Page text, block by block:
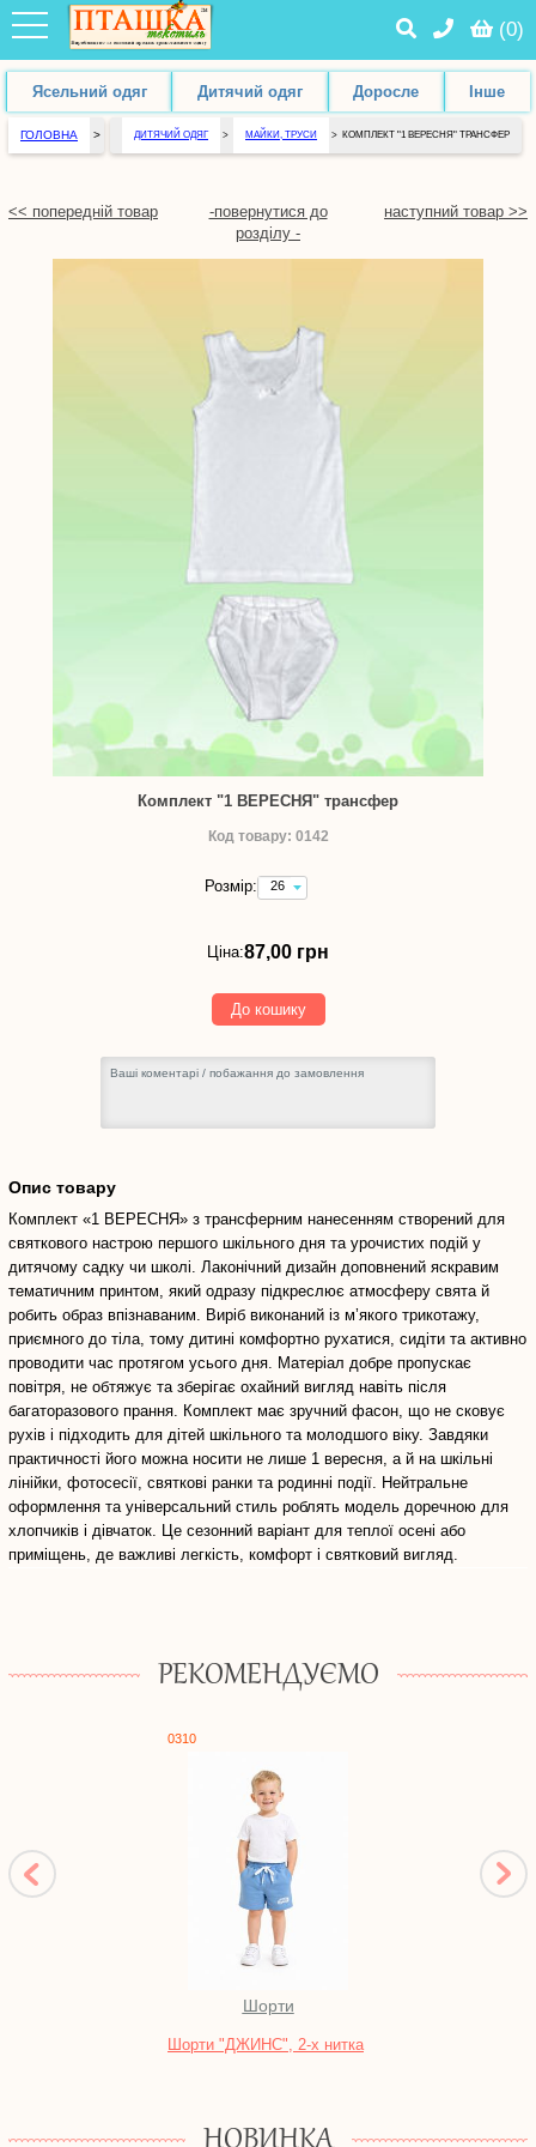
(0)
Ясельний одяг Дитячий одяг Доросле Інше
ГОЛОВНА > ДИТЯЧИЙ ОДЯГ > МАЙКИ, ТРУСИ > КОМПЛЕКТ "1 ВЕРЕСНЯ" ТРАНСФЕР
<< попередній товар
-повернутися до
розділу -
наступний товар >>
Комплект "1 ВЕРЕСНЯ" трансфер
Код товару: 0142
Розмір:
26
(зріст
-
грн
Ціна:87,00 грн
До кошику
Опис товару
Комплект «1 ВЕРЕСНЯ» з трансферним нанесенням створений для
святкового настрою першого шкільного дня та урочистих подій у
дитячому садку чи школі. Лаконічний дизайн доповнений яскравим
тематичним принтом, який одразу підкреслює атмосферу свята й
робить образ впізнаваним. Виріб виконаний із м’якого трикотажу,
приємного до тіла, тому дитині комфортно рухатися, сидіти та активно
проводити час протягом усього дня. Матеріал добре пропускає
повітря, не обтяжує та зберігає охайний вигляд навіть після
багаторазового прання. Комплект має зручний фасон, що не сковує
рухів і підходить для дітей шкільного та молодшого віку. Завдяки
практичності його можна носити не лише 1 вересня, а й на шкільні
лінійки, фотосесії, святкові ранки та родинні події. Нейтральне
оформлення та універсальний стиль роблять модель доречною для
хлопчиків і дівчаток. Це сезонний варіант для теплої осені або
приміщень, де важливі легкість, комфорт і святковий вигляд.
РЕКОМЕНДУЄМО
0310
Шорти
Шорти "ДЖИНС", 2-х нитка